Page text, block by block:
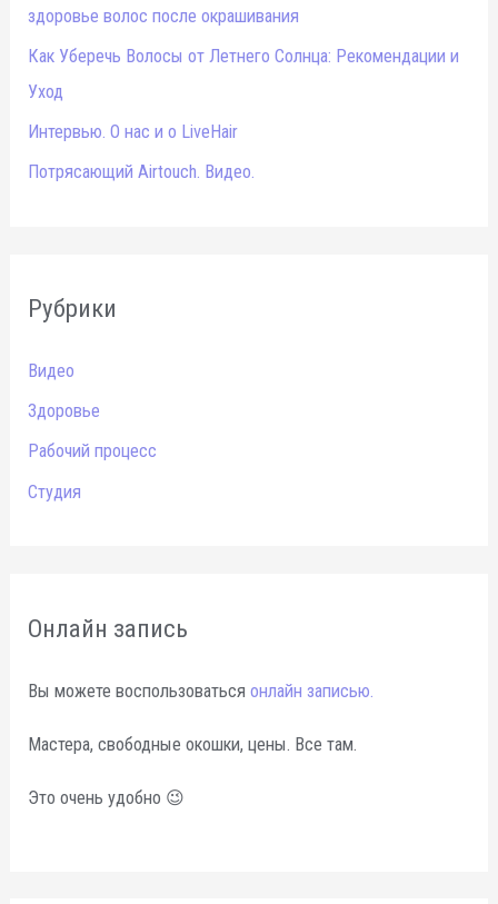
здоровье волос после окрашивания
Как Уберечь Волосы от Летнего Солнца: Рекомендации и
Уход
Интервью. О нас и о LiveHair
Потрясающий Airtouch. Видео.
Рубрики
Видео
Здоровье
Рабочий процесс
Студия
Онлайн запись
Вы можете воспользоватьсяонлайн записью.
Мастера, свободные окошки, цены. Все там.
Это очень удобно 😉